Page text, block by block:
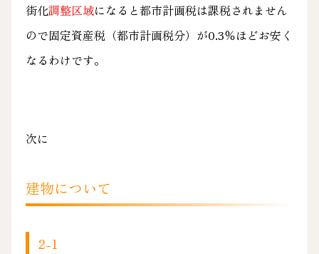
街化調整区域になると都市計画税は課税されません
ので固定資産税（都市計画税分）が0.3％ほどお安く
なるわけです。
次に
建物について
2-1